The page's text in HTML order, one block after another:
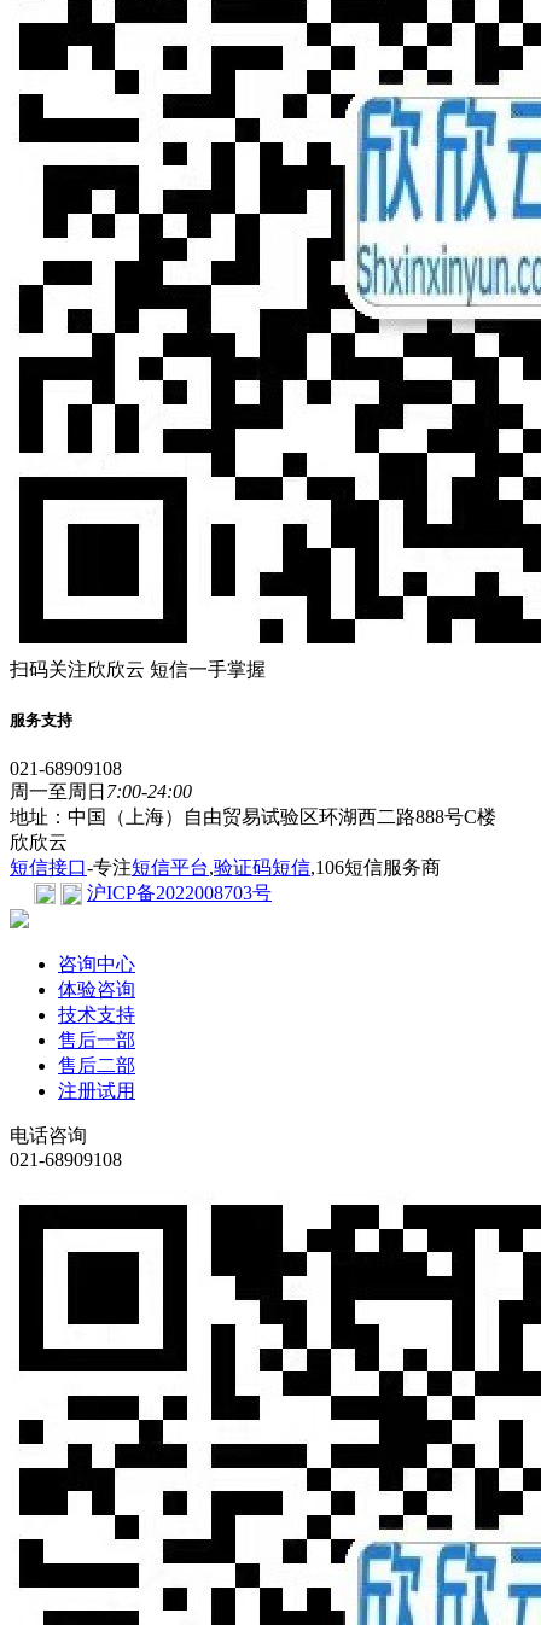
扫码关注欣欣云 短信一手掌握
服务支持
021-68909108
周一至周日 7:00-24:00
地址：中国（上海）自由贸易试验区环湖西二路888号C楼
欣欣云
短信接口-专注短信平台,验证码短信,106短信服务商
沪ICP备2022008703号
咨询中心
体验咨询
技术支持
售后一部
售后二部
注册试用
电话咨询
021-68909108